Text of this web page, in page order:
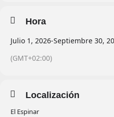
Hora
Julio 1, 2026-Septiembre 30,
(GMT+02:00)
Localización
El Espinar